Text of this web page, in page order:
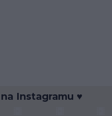
Instagramu ♥